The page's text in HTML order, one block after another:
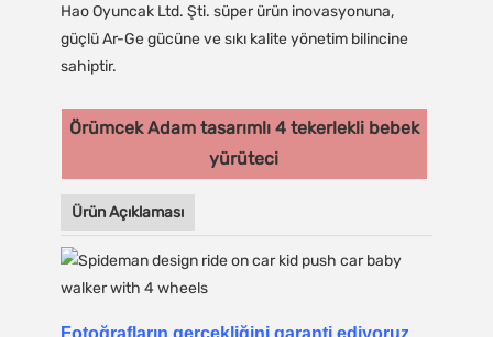
Hao Oyuncak Ltd. Şti. süper ürün inovasyonuna,
güçlü Ar-Ge gücüne ve sıkı kalite yönetim bilincine
sahiptir.
Örümcek Adam tasarımlı 4 tekerlekli bebek
yürüteci
Ürün Açıklaması
Fotoğrafların gerçekliğini garanti ediyoruz,